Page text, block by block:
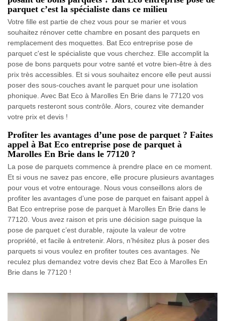
parquet c’est la spécialiste dans ce milieu
Votre fille est partie de chez vous pour se marier et vous
souhaitez rénover cette chambre en posant des parquets en
remplacement des moquettes. Bat Eco entreprise pose de
parquet c'est le spécialiste que vous cherchez. Elle accomplit la
pose de bons parquets pour votre santé et votre bien-être à des
prix très accessibles. Et si vous souhaitez encore elle peut aussi
poser des sous-couches avant le parquet pour une isolation
phonique. Avec Bat Eco à Marolles En Brie dans le 77120 vos
parquets resteront sous contrôle. Alors, courez vite demander
votre prix et devis !
Profiter les avantages d’une pose de parquet ? Faites
appel à Bat Eco entreprise pose de parquet à
Marolles En Brie dans le 77120 ?
La pose de parquets commence à prendre place en ce moment.
Et si vous ne savez pas encore, elle procure plusieurs avantages
pour vous et votre entourage. Nous vous conseillons alors de
profiter les avantages d’une pose de parquet en faisant appel à
Bat Eco entreprise pose de parquet à Marolles En Brie dans le
77120. Vous avez raison et pris une décision sage puisque la
pose de parquet c’est durable, rajoute la valeur de votre
propriété, et facile à entretenir. Alors, n’hésitez plus à poser des
parquets si vous voulez en profiter toutes ces avantages. Ne
reculez plus demandez votre devis chez Bat Eco à Marolles En
Brie dans le 77120 !